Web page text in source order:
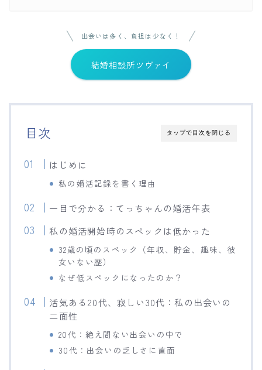
出会いは多く、負担は少なく！
結婚相談所ツヴァイ
タップで目次を閉じる
目次
はじめに
私の婚活記録を書く理由
一目で分かる：てっちゃんの婚活年表
私の婚活開始時のスペックは低かった
32歳の頃のスペック（年収、貯金、趣味、彼
女いない歴）
なぜ低スペックになったのか？
活気ある20代、寂しい30代：私の出会いの
二面性
20代：絶え間ない出会いの中で
30代：出会いの乏しさに直面